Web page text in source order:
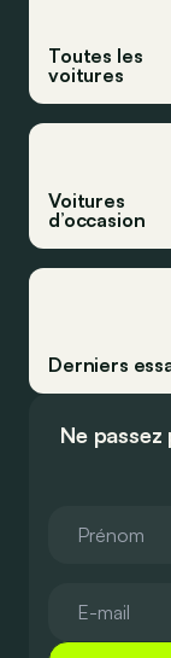
Toutes les
voitures
Voitures
d’occasion
Derniers
Ne